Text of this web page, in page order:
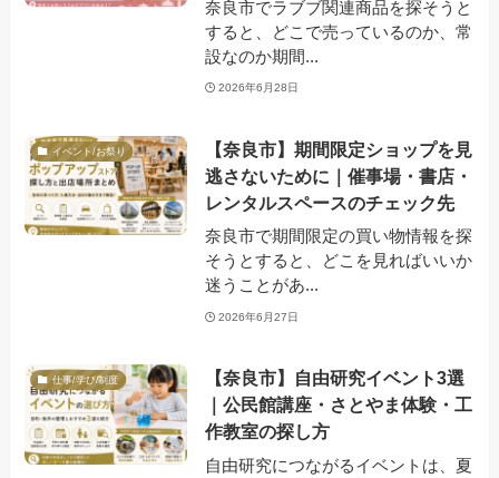
奈良市でラブブ関連商品を探そうと
すると、どこで売っているのか、常
設なのか期間...
2026年6月28日
イベント/お祭り
【奈良市】期間限定ショップを見
逃さないために｜催事場・書店・
レンタルスペースのチェック先
奈良市で期間限定の買い物情報を探
そうとすると、どこを見ればいいか
迷うことがあ...
2026年6月27日
仕事/学び/制度
【奈良市】自由研究イベント3選
｜公民館講座・さとやま体験・工
作教室の探し方
自由研究につながるイベントは、夏